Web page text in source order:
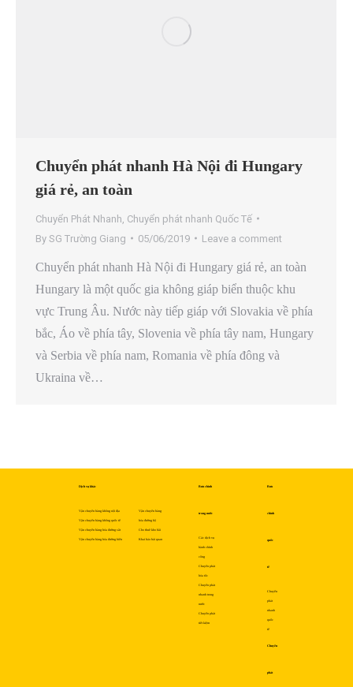
Chuyển phát nhanh Hà Nội đi Hungary
giá rẻ, an toàn
Chuyển Phát Nhanh Chuyển phát nhanh Quốc Tế
By SG Trường Giang 05/06/2019 Leave a comment
Chuyển phát nhanh Hà Nội đi Hungary giá rẻ, an toàn
Hungary là một quốc gia không giáp biển thuộc khu
vực Trung Âu. Nước này tiếp giáp với Slovakia về phía
bắc, Áo về phía tây, Slovenia về phía tây nam, Hungary
và Serbia về phía nam, Romania về phía đông và
Ukraina về…
Dịch vụ khác
Vận chuyển hàng không nội địa
Vận chuyển hàng không quốc tế
Vận chuyển hàng hóa đường sắt
Vận chuyển hàng hóa đường biển
Vận chuyển hàng
hóa đường bộ
Cho thuê kho bãi
Khai báo hải quan
Bưu chính
trong nước
Các dịch vụ
hành chính
công
Chuyển phát
hỏa tốc
Chuyển phát
nhanh trong
nước
Chuyển phát
tiết kiệm
Bưu
chính
quốc
tế
Chuyển
phát
nhanh
quốc
tế
Chuyển
phát